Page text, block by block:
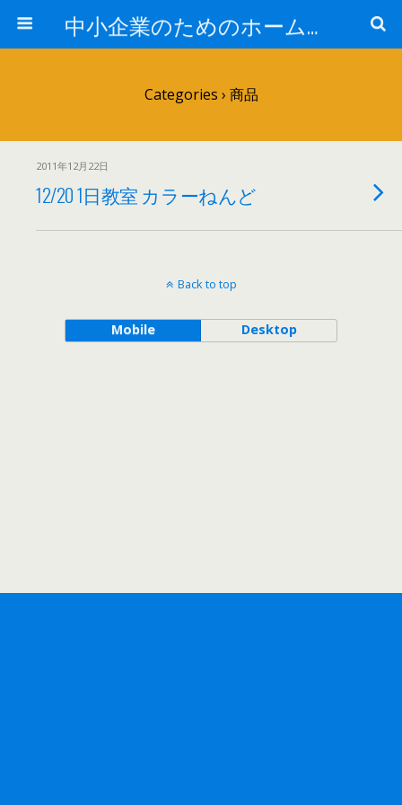
中小企業のためのホームページ導入＆活用
Categories › 商品
2011年12月22日
12/20 1日教室 カラーねんど
Back to top
Mobile Desktop